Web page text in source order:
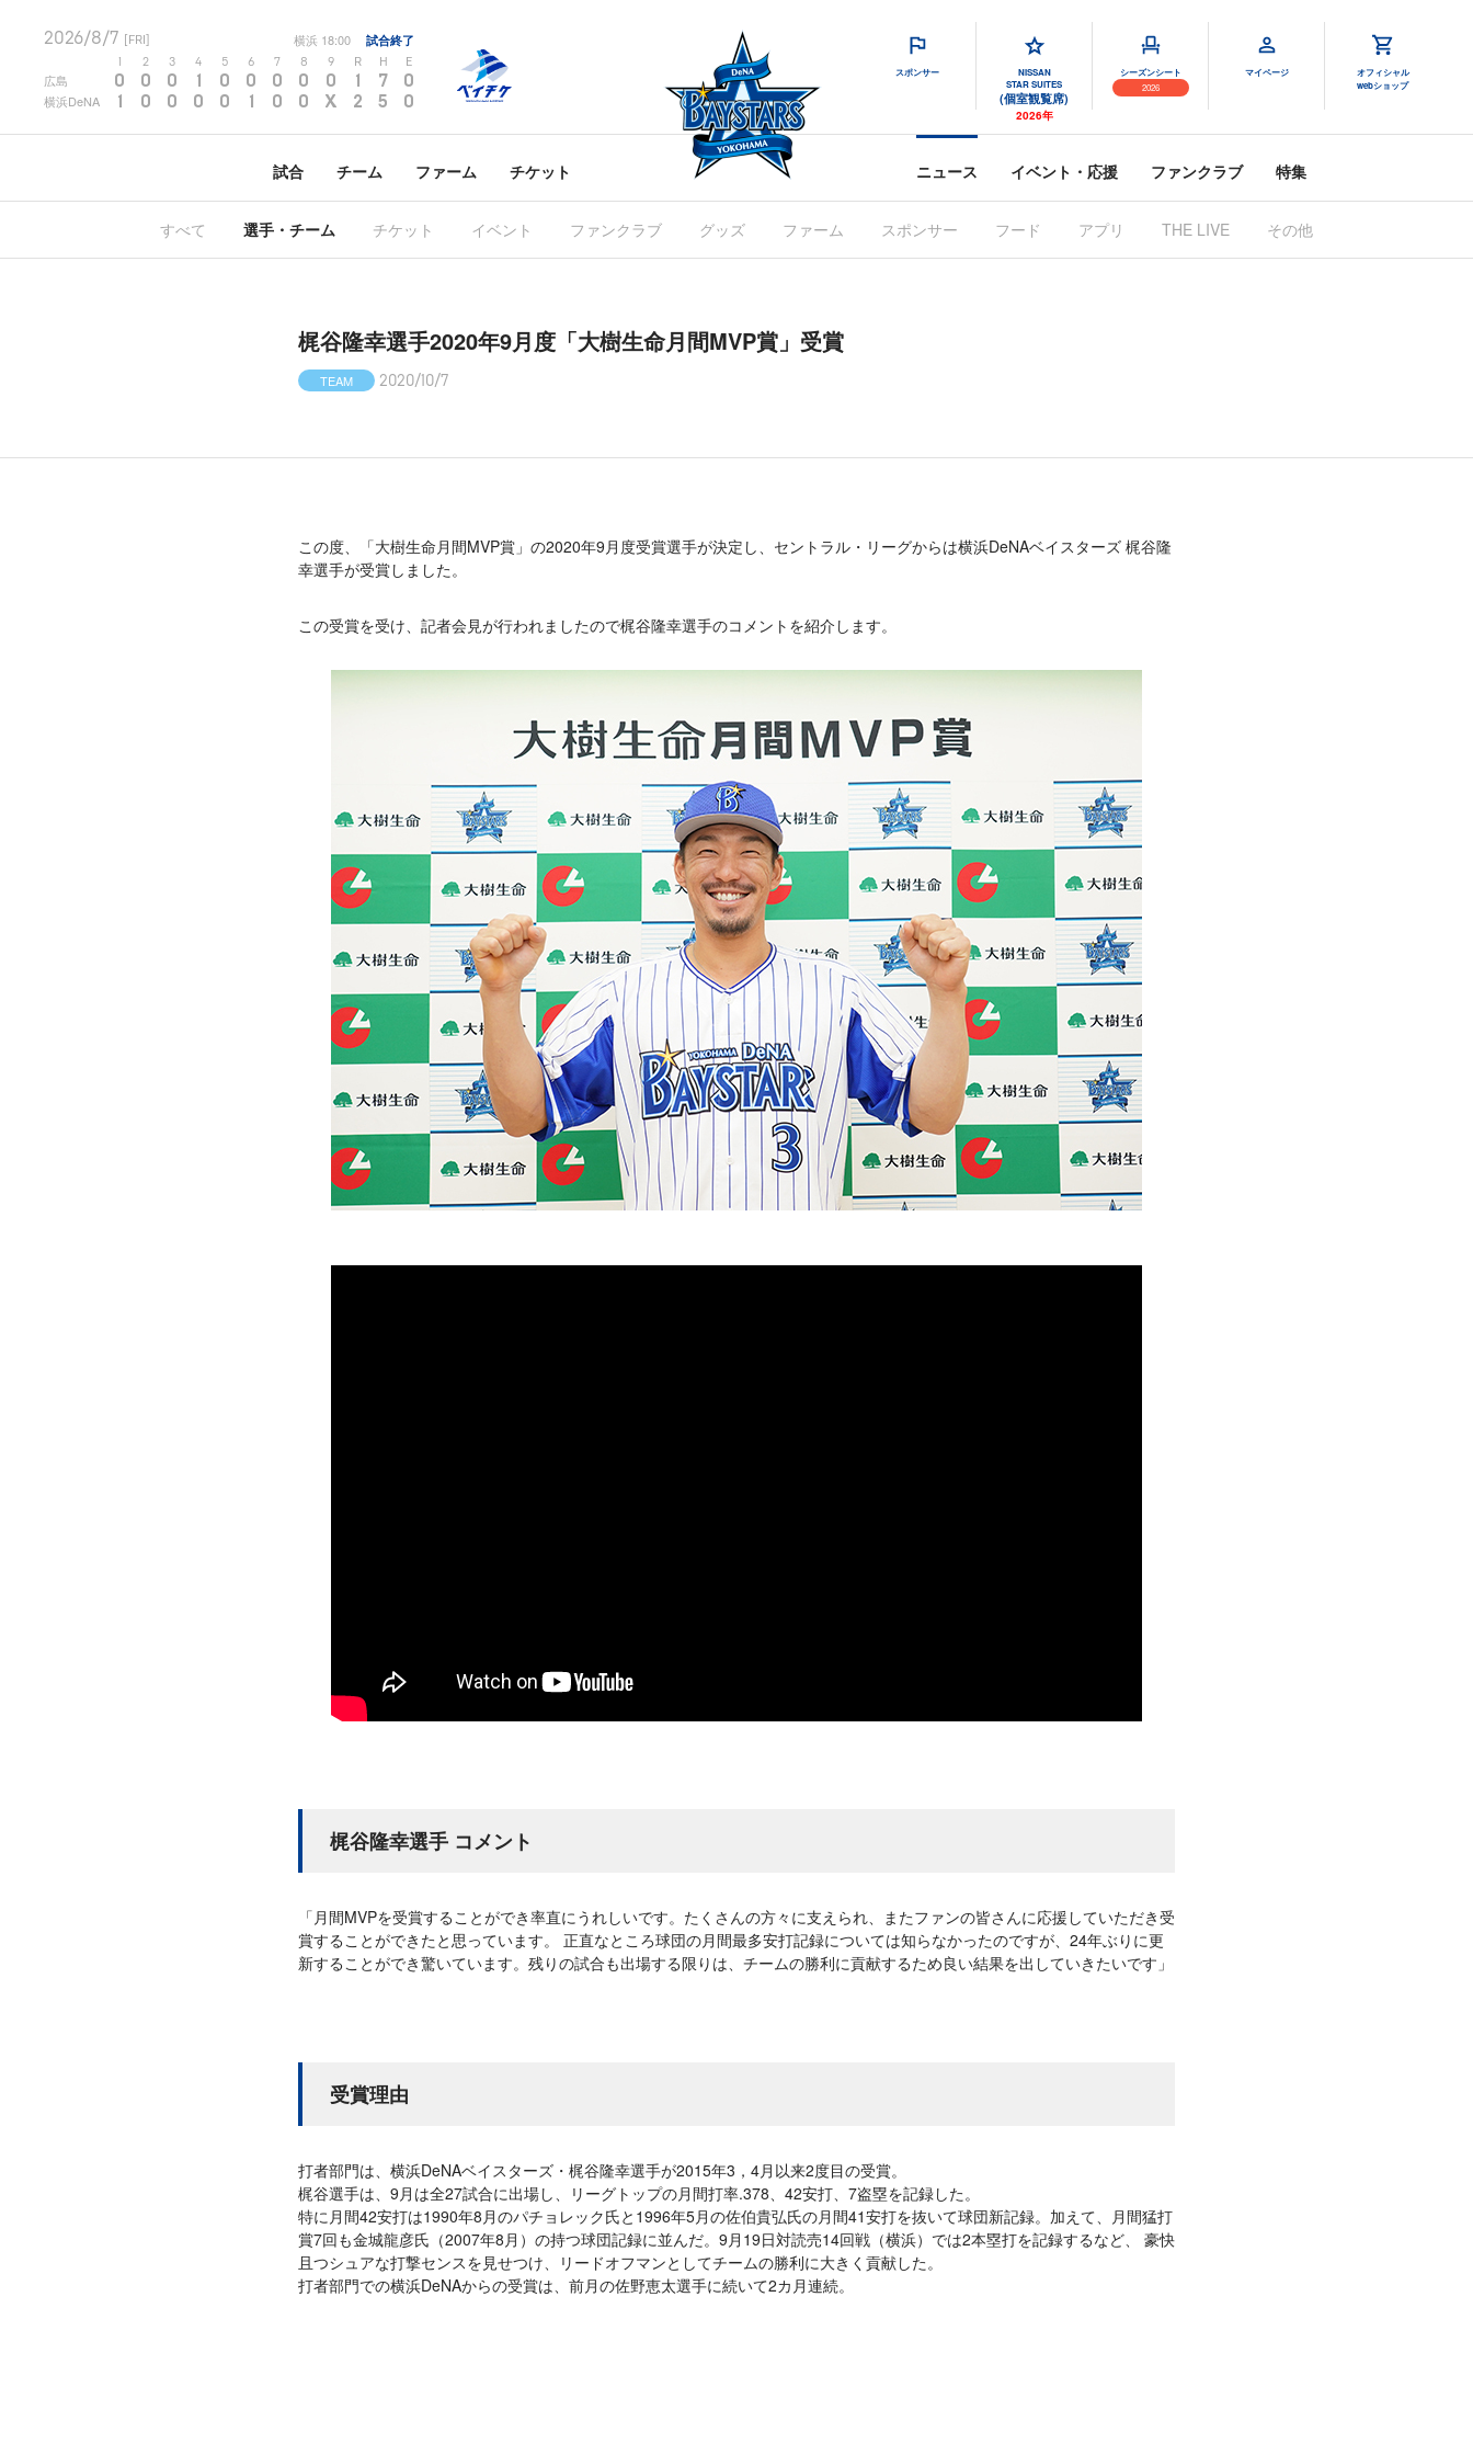
2026/8/7 [FRI] 横浜 18:00 試合終了
2 3 4 5 6 7 8 9 R H E
広島 0 0 0 1 0 0 0 0 0 1 7 0
横浜DeNA 1 0 0 0 0 1 0 0 X 2 5 0
スポンサー
NISSAN
STAR SUITES
(個室観覧席)
2026年
シーズンシート
2026
マイページ
オフィシャル
webショップ
試合 チーム ファーム チケット ニュース イベント・応援 ファンクラブ 特集
すべて 選手・チーム チケット イベント ファンクラブ グッズ ファーム スポンサー フード アプリ THE LIVE その他
梶谷隆幸選手2020年9月度「大樹生命月間MVP賞」受賞
TEAM 2020/10/7
この度、「大樹生命月間MVP賞」の2020年9月度受賞選手が決定し、セントラル・リーグからは横浜DeNAベイスターズ 梶谷隆
幸選手が受賞しました。
この受賞を受け、記者会見が行われましたので梶谷隆幸選手のコメントを紹介します。
梶谷隆幸選手 コメント
「月間MVPを受賞することができ率直にうれしいです。たくさんの方々に支えられ、またファンの皆さんに応援していただき受
賞することができたと思っています。 正直なところ球団の月間最多安打記録については知らなかったのですが、24年ぶりに更
新することができ驚いています。残りの試合も出場する限りは、チームの勝利に貢献するため良い結果を出していきたいです」
受賞理由
打者部門は、横浜DeNAベイスターズ・梶谷隆幸選手が2015年3，4月以来2度目の受賞。
梶谷選手は、9月は全27試合に出場し、リーグトップの月間打率.378、42安打、7盗塁を記録した。
特に月間42安打は1990年8月のパチョレック氏と1996年5月の佐伯貴弘氏の月間41安打を抜いて球団新記録。加えて、月間猛打
賞7回も金城龍彦氏（2007年8月）の持つ球団記録に並んだ。9月19日対読売14回戦（横浜）では2本塁打を記録するなど、 豪快
且つシュアな打撃センスを見せつけ、リードオフマンとしてチームの勝利に大きく貢献した。
打者部門での横浜DeNAからの受賞は、前月の佐野恵太選手に続いて2カ月連続。